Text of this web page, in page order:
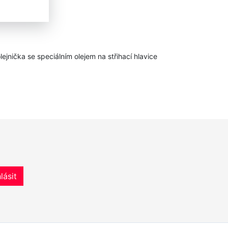
se speciálním olejem na střihací hlavice